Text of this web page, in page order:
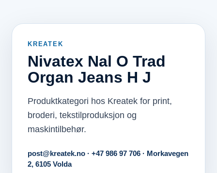
KREATEK
Nivatex Nal O Trad
Organ Jeans H J
Produktkategori hos Kreatek for print,
broderi, tekstilproduksjon og
maskintilbehør.
post@kreatek.no · +47 986 97 706 · Morkavegen
2, 6105 Volda